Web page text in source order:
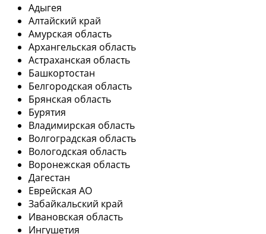
Адыгея
Алтайский край
Амурская область
Архангельская область
Астраханская область
Башкортостан
Белгородская область
Брянская область
Бурятия
Владимирская область
Волгоградская область
Вологодская область
Воронежская область
Дагестан
Еврейская АО
Забайкальский край
Ивановская область
Ингушетия